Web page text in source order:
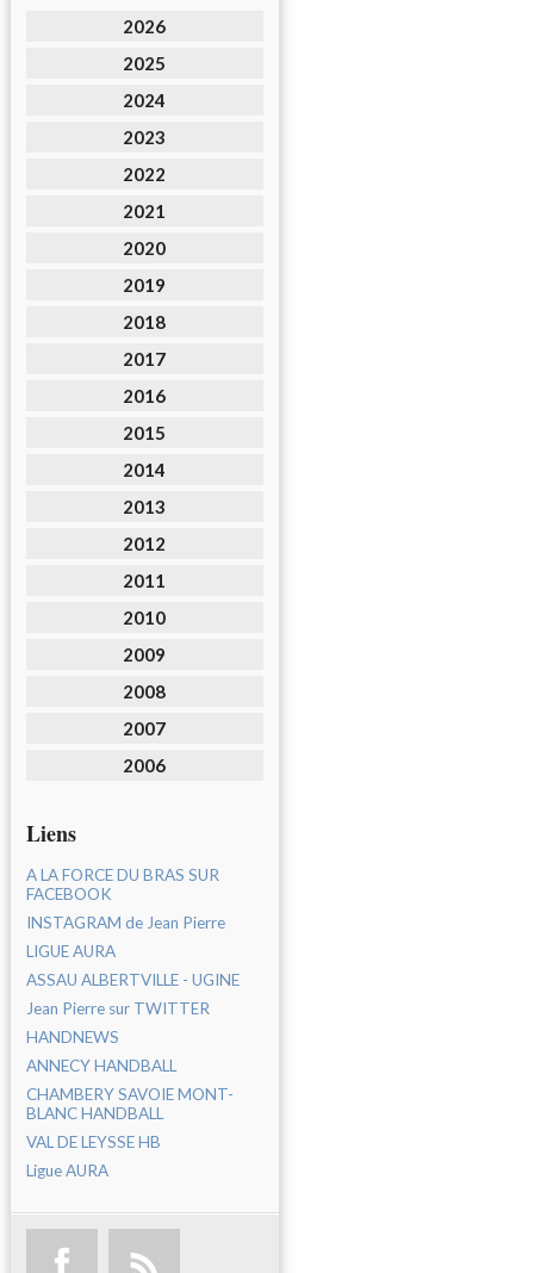
2026
2025
2024
2023
2022
2021
2020
2019
2018
2017
2016
2015
2014
2013
2012
2011
2010
2009
2008
2007
2006
Liens
A LA FORCE DU BRAS SUR
FACEBOOK
INSTAGRAM de Jean Pierre
LIGUE AURA
ASSAU ALBERTVILLE - UGINE
Jean Pierre sur TWITTER
HANDNEWS
ANNECY HANDBALL
CHAMBERY SAVOIE MONT-
BLANC HANDBALL
VAL DE LEYSSE HB
Ligue AURA